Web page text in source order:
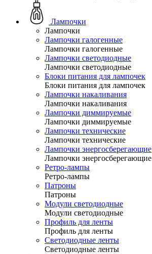
Лампочки
Лампочки
Лампочки галогенные
Лампочки галогенные
Лампочки светодиодные
Лампочки светодиодные
Блоки питания для лампочек
Блоки питания для лампочек
Лампочки накаливания
Лампочки накаливания
Лампочки диммируемые
Лампочки диммируемые
Лампочки технические
Лампочки технические
Лампочки энергосберегающие
Лампочки энергосберегающие
Ретро-лампы
Ретро-лампы
Патроны
Патроны
Модули светодиодные
Модули светодиодные
Профиль для ленты
Профиль для ленты
Светодиодные ленты
Светодиодные ленты